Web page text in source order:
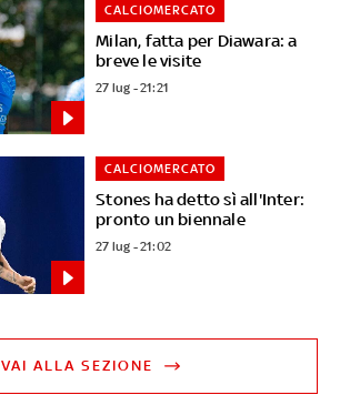
Milan, fatta per Diawara: a
breve le visite
CALCIOMERCATO
27 lug - 21:21
Stones ha detto sì all'Inter:
pronto un biennale
CALCIOMERCATO
27 lug - 21:02
VAI ALLA SEZIONE